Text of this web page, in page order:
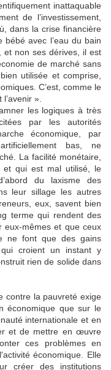
inattaquable
de l’investissement,
dans la crise financière
avec l’eau du bain
et non ses dérives, il est
de marché sans
utilisée et comprise,
C’est, comme le
».
les logiques à très
par les autorités
économique, par
bas, ne
La facilité monétaire,
et qui est mal utilisé, le
du laxisme des
leur sillage les autres
eux, savent bien
terme qui rendent des
eux-mêmes et que ceux
ne font que des gains
croient un instant y
rien de solide dans
contre la pauvreté exige
économique que sur le
internationale et en
et de mettre en œuvre
ces problèmes en
économique. Elle
créer des institutions